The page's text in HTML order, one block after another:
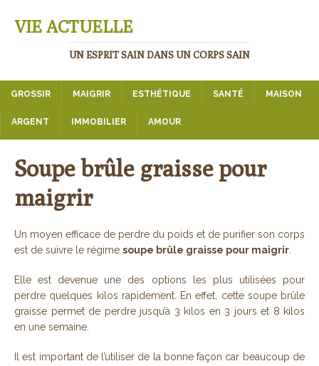
VIE ACTUELLE
UN ESPRIT SAIN DANS UN CORPS SAIN
GROSSIR MAIGRIR ESTHÉTIQUE SANTÉ MAISON
ARGENT IMMOBILIER AMOUR
Soupe brûle graisse pour
maigrir
Un moyen efficace de perdre du poids et de purifier son corps
est de suivre le régime soupe brûle graisse pour maigrir
Elle est devenue une des options les plus utilisées pour
perdre quelques kilos rapidement. En effet, cette soupe brûle
graisse permet de perdre jusqu’à 3 kilos en 3 jours et 8 kilos
en une semaine.
Il est important de l’utiliser de la bonne façon car beaucoup de